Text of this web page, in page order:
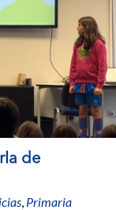
de
, Primaria